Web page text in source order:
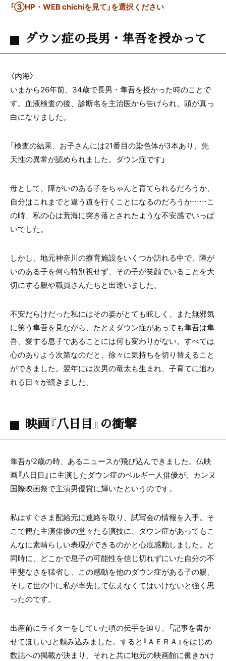
「③HP・WEB chichiを見て」を選択ください
ダウン症の長男・隼吾を授かって
〈内海〉
いまから26年前、34歳で長男・隼吾を授かった時のことで
す。血液検査の後、診断名を主治医から告げられ、頭が真っ
白になりました。
「検査の結果、お子さんには21番目の染色体が3本あり、先
天性の異常が認められました。ダウン症です」
母として、障がいのある子をちゃんと育てられるだろうか、
自分はこれまでと違う道を行くことになるのだろうか……こ
の時、私の心は荒海に突き落とされたような不安感でいっぱ
いでした。
しかし、地元神奈川の療育施設をいくつか訪れる中で、障が
いのある子を何ら特別視せず、その子が笑顔でいることを大
切にする親や職員さんたちと出逢いました。
不安だらけだった私にはその姿がとても眩しく、また無邪気
に笑う隼吾を見ながら、たとえダウン症があっても隼吾は隼
吾、愛する息子であることには何も変わりがない。すべては
心のありよう次第なのだと、徐々に気持ちを切り替えること
ができました。翌年には次男の竜太も生まれ、子育てに追わ
れる日々が続きました。
映画『八日目』の衝撃
隼吾が2歳の時、あるニュースが飛び込んできました。仏映
画『八日目』に主演したダウン症のベルギー人俳優が、カンヌ
国際映画祭で主演男優賞に輝いたというのです。
私はすぐさま配給元に連絡を取り、試写会の情報を入手。そ
こで観た主演俳優の堂々たる演技に、ダウン症があってもこ
んなに素晴らしい表現ができるのかと心底感動しました。と
同時に、どこかで息子の可能性を信じ切れずにいた自分の不
甲斐なさを猛省し、この感動を他のダウン症がある子の親、
そして世の中に私が率先して伝えなくてはいけないと強く思
ったのです。
出産前にライターをしていた頃の伝手を辿り、「記事を書か
せてほしい」と頼み込みました。すると『ＡＥＲＡ』をはじめ
数誌への掲載が決まり、それと共に地元の映画館に働きかけ